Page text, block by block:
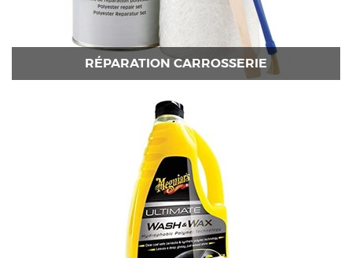
RÉPARATION CARROSSERIE